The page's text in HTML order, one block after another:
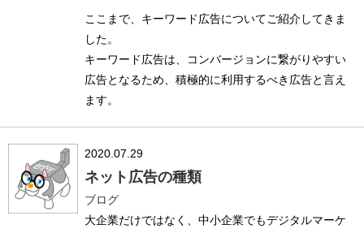
ここまで、キーワード広告についてご紹介してきま
した。
キーワード広告は、コンバージョンに繋がりやすい
広告となるため、積極的に利用するべき広告と言え
ます。
2020.07.29
ネット広告の種類
ブログ
大企業だけではなく、中小企業でもデジタルマーケ